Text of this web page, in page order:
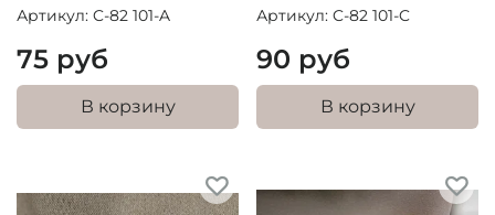
Артикул: C-82 101-A
75 руб
В корзину
Артикул: C-82 101-C
90 руб
В корзину